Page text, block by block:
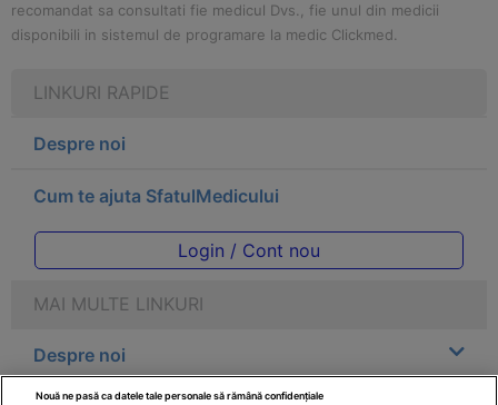
recomandat sa consultati fie medicul Dvs., fie unul din medicii
disponibili in sistemul de programare la medic Clickmed.
LINKURI RAPIDE
Despre noi
Cum te ajuta SfatulMedicului
Login / Cont nou
MAI MULTE LINKURI
Despre noi
Nouă ne pasă ca datele tale personale să rămână confidențiale